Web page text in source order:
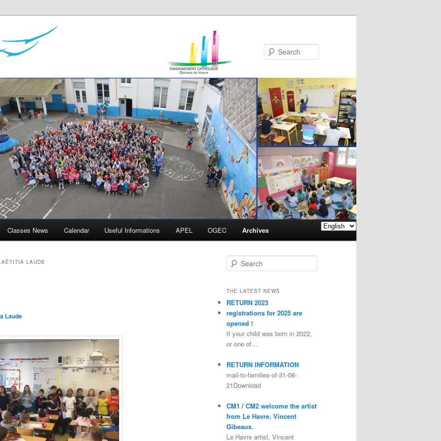
Classes News Calendar Useful Informations APEL OGEC Archives
LAUDE
Laude
Search
THE LATEST NEWS
RETURN 2023
registrations for 2025 are
opened !
If your child was born in 2022,
or one of…
RETURN INFORMATION
mail-to-families-of-31-08-
21Download
CM1 / CM2 welcome the artist
from Le Havre, Vincent
Gibeaux.
Le Havre artist, Vincent